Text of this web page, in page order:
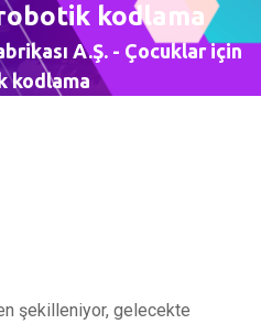
kodlama
A.Ş. - Çocuklar için
kodlama
şekilleniyor, gelecekte